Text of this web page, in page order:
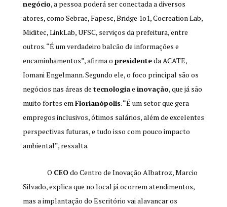
negócio, a pessoa poderá ser conectada a diversos
atores, como Sebrae, Fapesc, Bridge 1o1, Cocreation Lab,
Miditec, LinkLab, UFSC, serviços da prefeitura, entre
outros. “É um verdadeiro balcão de informações e
encaminhamentos”, afirma o presidenteda ACATE,
Iomani Engelmann. Segundo ele, o foco principal são os
negócios nas áreas de tecnologiae inovação, que já são
muito fortes emFlorianópolis. “É um setor que gera
empregos inclusivos, ótimos salários, além de excelentes
perspectivas futuras, e tudo isso com pouco impacto
ambiental”, ressalta.
O CEOdo Centro de Inovação Albatroz, Marcio
Silvado, explica que no local já ocorrem atendimentos,
mas a implantação do Escritório vai alavancar os